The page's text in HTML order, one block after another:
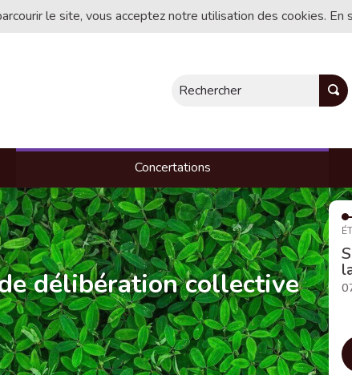
le site, vous acceptez notre utilisation des cookies.
Rechercher
Concertations
délibération collective